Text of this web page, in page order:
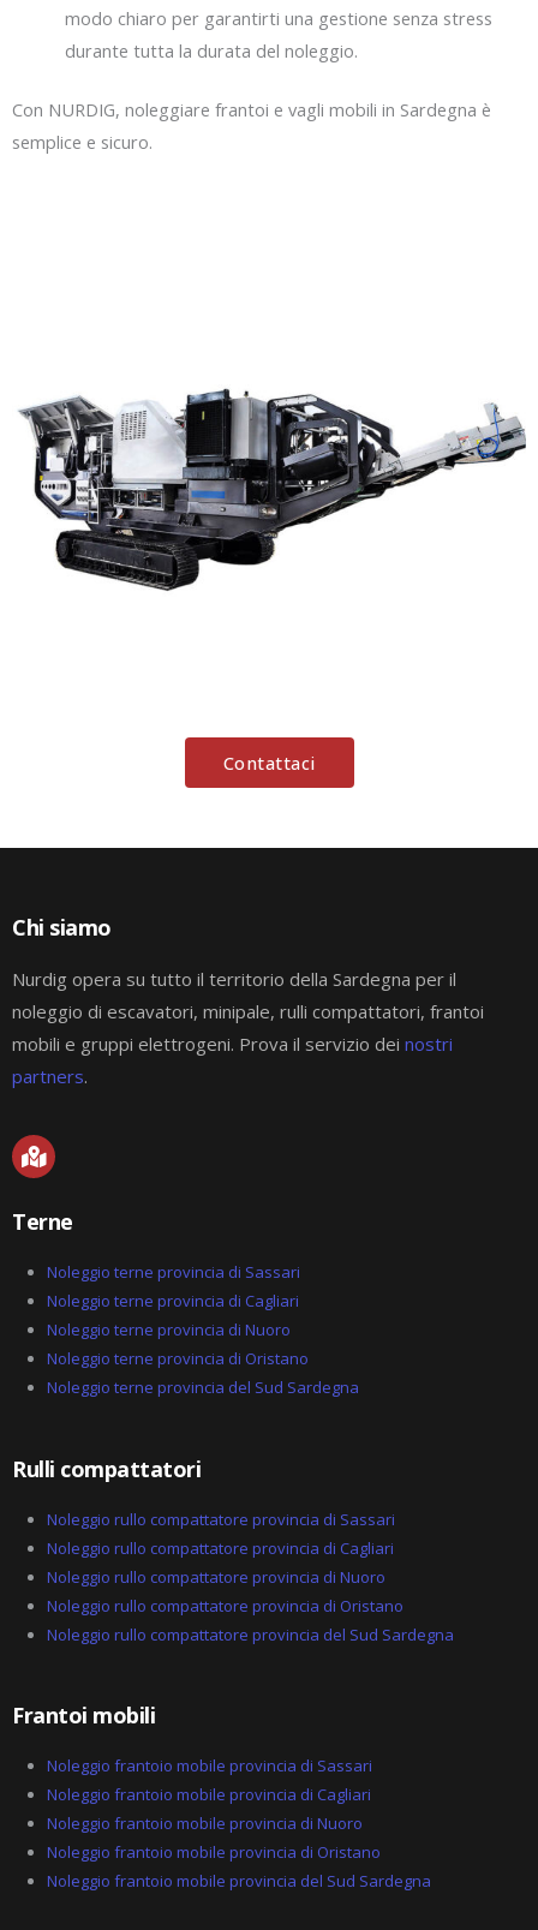
modo chiaro per garantirti una gestione senza stress
durante tutta la durata del noleggio.
Con NURDIG, noleggiare frantoi e vagli mobili in Sardegna è
semplice e sicuro.
Contattaci
Chi siamo
Nurdig opera su tutto il territorio della Sardegna per il
noleggio di escavatori, minipale, rulli compattatori, frantoi
mobili e gruppi elettrogeni. Prova il servizio dei nostri
partners.
M
a
p
m
r
k
d
-
a
Terne
Noleggio terne provincia di Sassari
Noleggio terne provincia di Cagliari
Noleggio terne provincia di Nuoro
Noleggio terne provincia di Oristano
Noleggio terne provincia del Sud Sardegna
Rulli compattatori
Noleggio rullo compattatore provincia di Sassari
Noleggio rullo compattatore provincia di Cagliari
Noleggio rullo compattatore provincia di Nuoro
Noleggio rullo compattatore provincia di Oristano
Noleggio rullo compattatore provincia del Sud Sardegna
Frantoi mobili
Noleggio frantoio mobile provincia di Sassari
Noleggio frantoio mobile provincia di Cagliari
Noleggio frantoio mobile provincia di Nuoro
Noleggio frantoio mobile provincia di Oristano
Noleggio frantoio mobile provincia del Sud Sardegna